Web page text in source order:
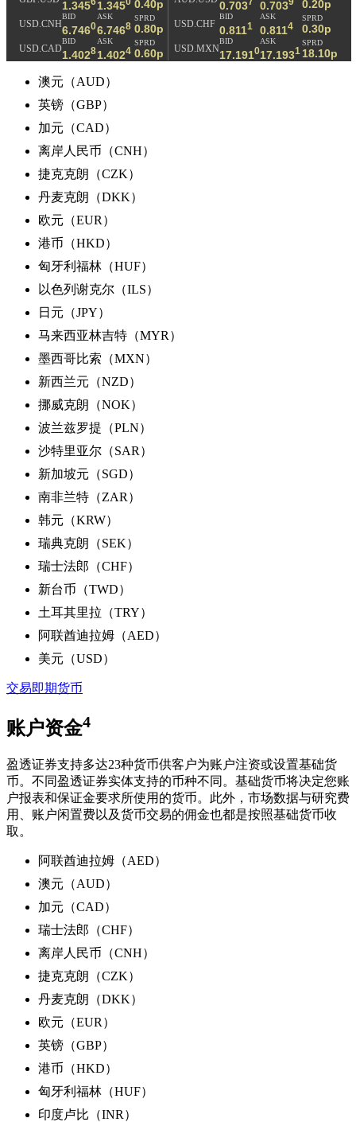
1.345 1.345 0.40p 0.703 0.703 0.20p
USD.CNH
BID
6.7460
ASK
6.7468
SPRD
0.80p USD.CHF
BID
0.8111
ASK
0.8114
SPRD
0.30p
USD.CAD
BID
1.4028
ASK
1.4024
SPRD
0.60p USD.MXN
BID
17.1910
ASK
17.1931
SPRD
18.10p
澳元（AUD）
英镑（GBP）
加元（CAD）
离岸人民币（CNH）
捷克克朗（CZK）
丹麦克朗（DKK）
欧元（EUR）
港币（HKD）
匈牙利福林（HUF）
以色列谢克尔（ILS）
日元（JPY）
马来西亚林吉特（MYR）
墨西哥比索（MXN）
新西兰元（NZD）
挪威克朗（NOK）
波兰兹罗提（PLN）
沙特里亚尔（SAR）
新加坡元（SGD）
南非兰特（ZAR）
韩元（KRW）
瑞典克朗（SEK）
瑞士法郎（CHF）
新台币（TWD）
土耳其里拉（TRY）
阿联酋迪拉姆（AED）
美元（USD）
交易即期货币
账户资金4
盈透证券支持多达23种货币供客户为账户注资或设置基础货
币。不同盈透证券实体支持的币种不同。基础货币将决定您账
户报表和保证金要求所使用的货币。此外，市场数据与研究费
用、账户闲置费以及货币交易的佣金也都是按照基础货币收
取。
阿联酋迪拉姆（AED）
澳元（AUD）
加元（CAD）
瑞士法郎（CHF）
离岸人民币（CNH）
捷克克朗（CZK）
丹麦克朗（DKK）
欧元（EUR）
英镑（GBP）
港币（HKD）
匈牙利福林（HUF）
印度卢比（INR）